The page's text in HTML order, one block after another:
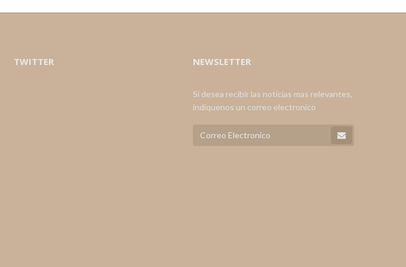
TWITTER NEWSLETTER
Si desea recibir las noticias mas relevantes,
indiquenos un correo electronico